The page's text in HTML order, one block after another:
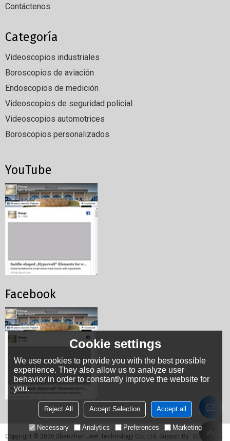
Contáctenos
Categoría
Videoscopios industriales
Boroscopios de aviación
Endoscopios de medición
Videoscopios de seguridad policial
Videoscopios automotrices
Boroscopios personalizados
YouTube
Facebook
Copyright © 2026 Shenzhen Jeet Technology Co., Ltd. Support By BEE Cloud
Cookie settings
We use cookies to provide you with the best possible
experience. They also allow us to analyze user
behavior in order to constantly improve the website for
you.
Reject All Accept Selection Accept all
Necessary Analytics Preferences Marketing